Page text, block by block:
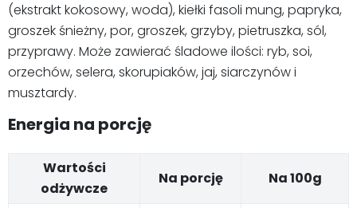
(ekstrakt kokosowy, woda), kiełki fasoli mung, papryka,
groszek śnieżny, por, groszek, grzyby, pietruszka, sól,
przyprawy. Może zawierać śladowe ilości: ryb, soi,
orzechów, selera, skorupiaków, jaj, siarczynów i
musztardy.
Energia na porcję
Wartości
odżywcze
Na porcję Na 100g